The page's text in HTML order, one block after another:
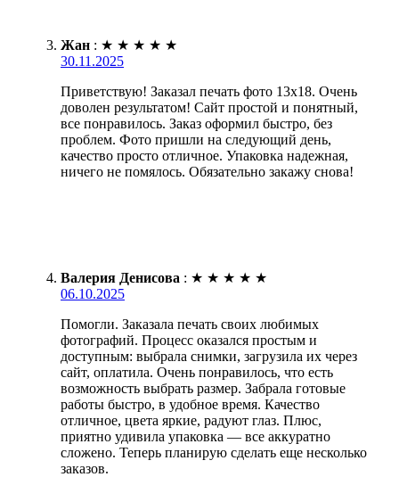
Жан : ★ ★ ★ ★ ★
30.11.2025
Приветствую! Заказал печать фото 13х18. Очень
доволен результатом! Сайт простой и понятный,
все понравилось. Заказ оформил быстро, без
проблем. Фото пришли на следующий день,
качество просто отличное. Упаковка надежная,
ничего не помялось. Обязательно закажу снова!
Валерия Денисова : ★ ★ ★ ★ ★
06.10.2025
Помогли. Заказала печать своих любимых
фотографий. Процесс оказался простым и
доступным: выбрала снимки, загрузила их через
сайт, оплатила. Очень понравилось, что есть
возможность выбрать размер. Забрала готовые
работы быстро, в удобное время. Качество
отличное, цвета яркие, радуют глаз. Плюс,
приятно удивила упаковка — все аккуратно
сложено. Теперь планирую сделать еще несколько
заказов.